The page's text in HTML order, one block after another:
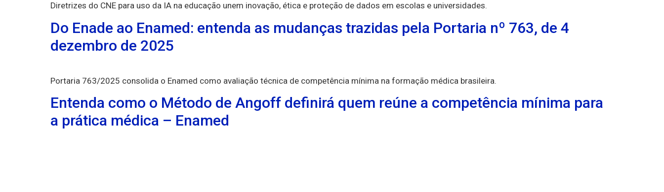
Diretrizes do CNE para uso da IA na educação unem inovação, ética e proteção de dados em escolas e universidades.
Do Enade ao Enamed: entenda as mudanças trazidas pela Portaria nº 763, de 4
dezembro de 2025
Portaria 763/2025 consolida o Enamed como avaliação técnica de competência mínima na formação médica brasileira.
Entenda como o Método de Angoff definirá quem reúne a competência mínima para
a prática médica – Enamed